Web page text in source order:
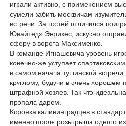
играли активно, с применением
сумели забить москвичам
встречи. За гостей отличился
Юнайтед» Энрикес, искусно
сферу в ворота Максименко.
В команде Игнашевича уровень
конечно-же уступает
в самом начала тушинской встречи
круглому, будучи в очень хорошем
штрафной хозяев. Так что
пропала даром.
Коронка калининградцев в
именно после розыгрыша одного